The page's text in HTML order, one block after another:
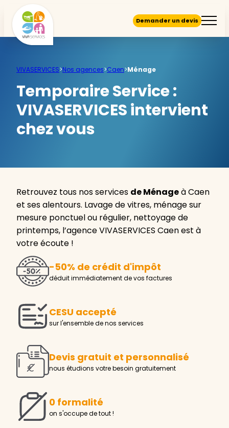
Demander un devis
VIVASERVICES>Nos agences>Caen>Ménage
Temporaire Service :
VIVASERVICES intervient
chez vous
Retrouvez tous nos services de Ménageà Caen
et ses alentours. Lavage de vitres, ménage sur
mesure ponctuel ou régulier, nettoyage de
printemps, l’agence VIVASERVICES Caen est à
votre écoute !
-50% de crédit d'impôt
déduit immédiatement de vos factures
CESU accepté
sur l'ensemble de nos services
Devis gratuit et personnalisé
nous étudions votre besoin gratuitement
0 formalité
on s'occupe de tout !